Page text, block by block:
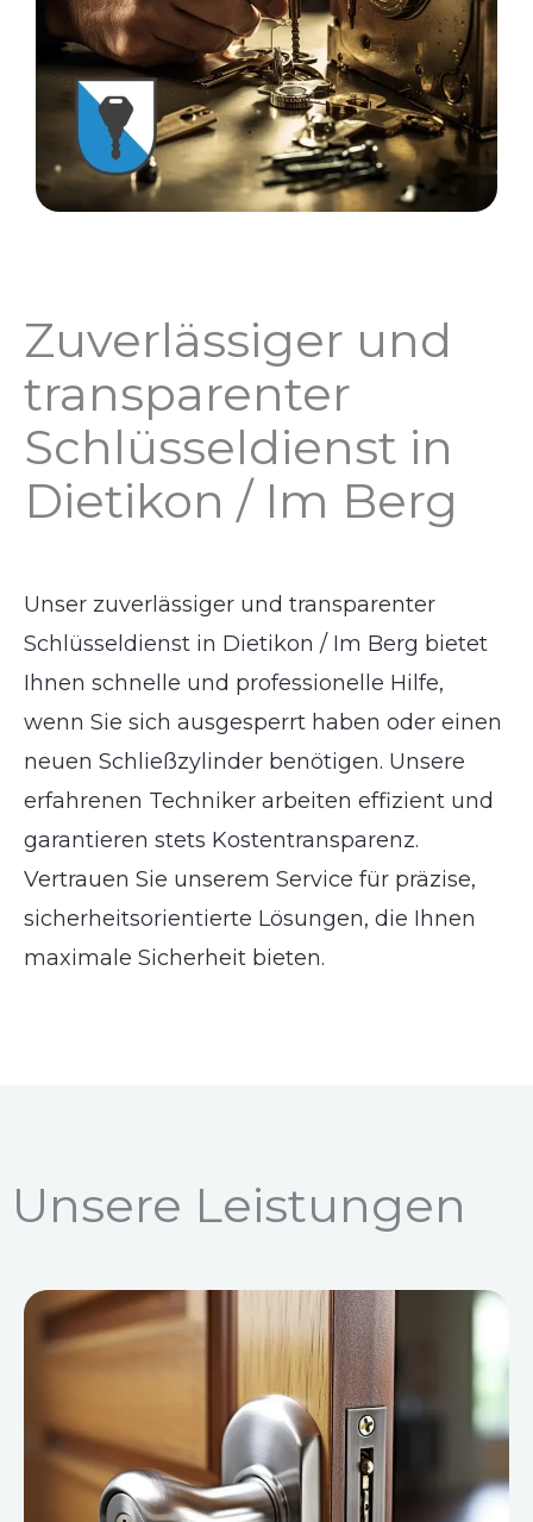
Zuverlässiger und
transparenter
Schlüsseldienst in
Dietikon / Im Berg
Unser zuverlässiger und transparenter
Schlüsseldienst in Dietikon / Im Berg bietet
Ihnen schnelle und professionelle Hilfe,
wenn Sie sich ausgesperrt haben oder einen
neuen Schließzylinder benötigen. Unsere
erfahrenen Techniker arbeiten effizient und
garantieren stets Kostentransparenz.
Vertrauen Sie unserem Service für präzise,
sicherheitsorientierte Lösungen, die Ihnen
maximale Sicherheit bieten.
Unsere Leistungen